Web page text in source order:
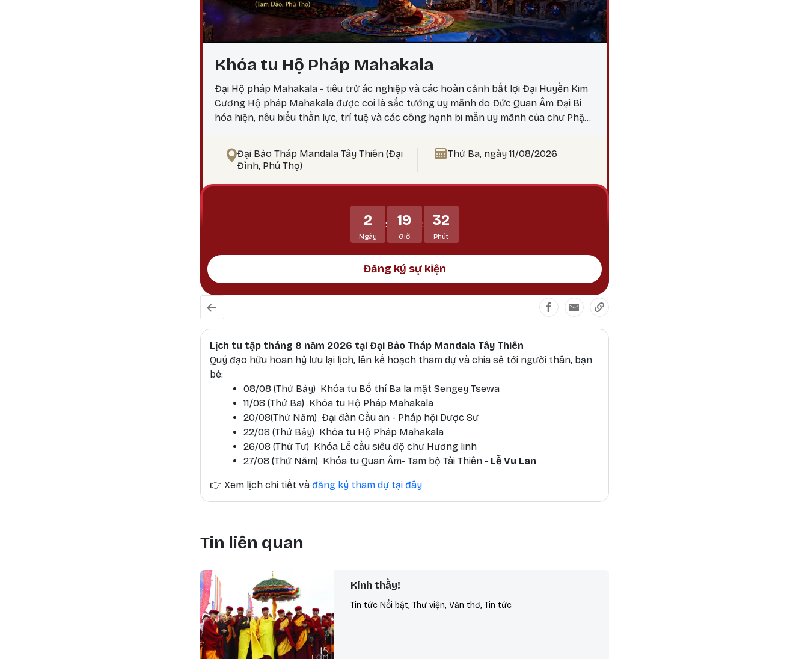
Khóa tu Hộ Pháp Mahakala
Đại Hộ pháp Mahakala - tiêu trừ ác nghiệp và các hoàn cảnh bất lợi Đại Huyền Kim
Cương Hộ pháp Mahakala được coi là sắc tướng uy mãnh do Đức Quan Âm Đại Bi
hóa hiện, nêu biểu thần lực, trí tuệ và các công hạnh bi mẫn uy mãnh của chư Phật.
các chướng ngại, và các hoàn cảnh bất lợi. Mahakala bảo vệ Phật pháp tránh khỏi
sự suy thoái, tiêu trừ các thế lực gây chướng ngại đối với Phật pháp và, dẫn dắt các
Đại Bảo Tháp Mandala Tây Thiên (Đại
Đình, Phú Thọ)
Thứ Ba, ngày 11/08/2026
2
Ngày
: 19
Giờ
: 32
Phút
Đăng ký sự kiện
Lịch tu tập tháng 8 năm 2026 tại Đại Bảo Tháp Mandala Tây Thiên
Quý đạo hữu hoan hỷ lưu lại lịch, lên kế hoạch tham dự và chia sẻ tới người thân, bạn
bè:
08/08 (Thứ Bảy) Khóa tu Bố thí Ba la mật Sengey Tsewa
11/08 (Thứ Ba) Khóa tu Hộ Pháp Mahakala
20/08(Thứ Năm) Đại đàn Cầu an - Pháp hội Dược Sư
22/08 (Thứ Bảy) Khóa tu Hộ Pháp Mahakala
26/08 (Thứ Tư) Khóa Lễ cầu siêu độ chư Hương linh
27/08 (Thứ Năm) Khóa tu Quan Âm- Tam bộ Tài Thiên - Lễ Vu Lan
👉 Xem lịch chi tiết và đăng ký tham dự tại đây
Tin liên quan
Kính thầy!
Tin tức Nổi bật, Thư viện, Văn thơ, Tin tức